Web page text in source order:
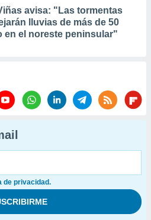
avisa: "Las tormentas
lluvias de más de 50
en el noreste peninsular"
de privacidad.